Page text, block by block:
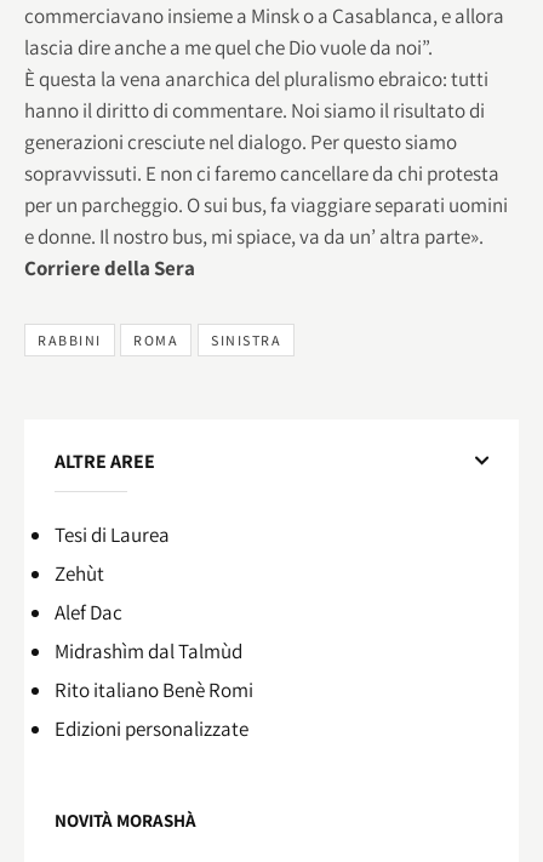
commerciavano insieme a Minsk o a Casablanca, e allora
lascia dire anche a me quel che Dio vuole da noi”.
È questa la vena anarchica del pluralismo ebraico: tutti
hanno il diritto di commentare. Noi siamo il risultato di
generazioni cresciute nel dialogo. Per questo siamo
sopravvissuti. E non ci faremo cancellare da chi protesta
per un parcheggio. O sui bus, fa viaggiare separati uomini
e donne. Il nostro bus, mi spiace, va da un’ altra parte».
Corriere della Sera
RABBINI ROMA SINISTRA
ALTRE AREE
Tesi di Laurea
Zehùt
Alef Dac
Midrashìm dal Talmùd
Rito italiano Benè Romi​
Edizioni personalizzate
NOVITÀ MORASHÀ